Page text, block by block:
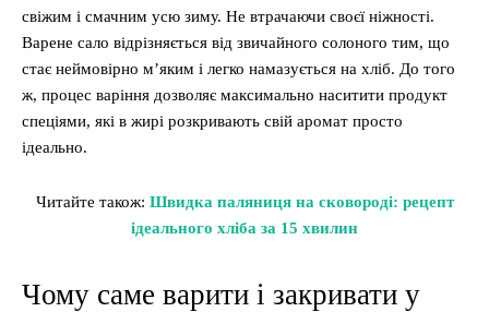
свіжим і смачним усю зиму. Не втрачаючи своєї ніжності.
Варене сало відрізняється від звичайного солоного тим, що
стає неймовірно м’яким і легко намазується на хліб. До того
ж, процес варіння дозволяє максимально наситити продукт
спеціями, які в жирі розкривають свій аромат просто
ідеально.
Читайте також: Швидка паляниця на сковороді: рецепт
ідеального хліба за 15 хвилин
Чому саме варити і закривати у